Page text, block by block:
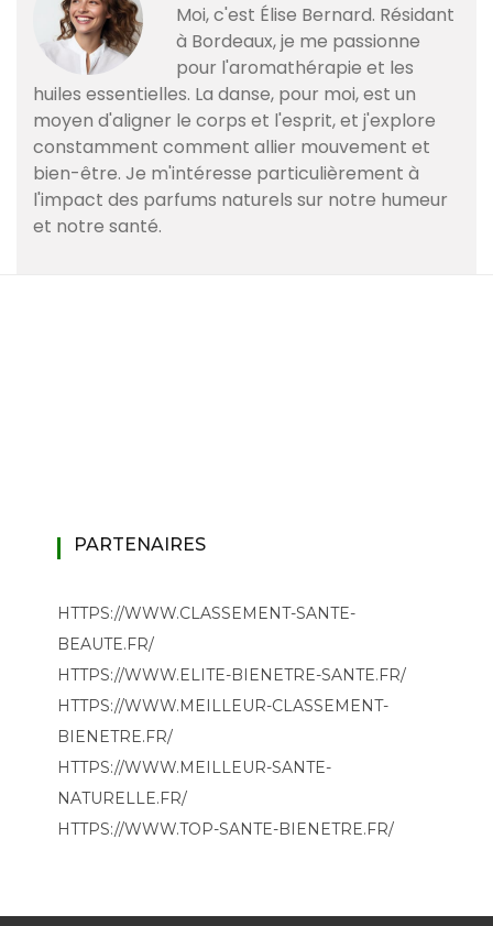
Moi, c'est Élise Bernard. Résidant
à Bordeaux, je me passionne
pour l'aromathérapie et les
huiles essentielles. La danse, pour moi, est un
moyen d'aligner le corps et l'esprit, et j'explore
constamment comment allier mouvement et
bien-être. Je m'intéresse particulièrement à
l'impact des parfums naturels sur notre humeur
et notre santé.
PARTENAIRES
HTTPS://WWW.CLASSEMENT-SANTE-
BEAUTE.FR/
HTTPS://WWW.ELITE-BIENETRE-SANTE.FR/
HTTPS://WWW.MEILLEUR-CLASSEMENT-
BIENETRE.FR/
HTTPS://WWW.MEILLEUR-SANTE-
NATURELLE.FR/
HTTPS://WWW.TOP-SANTE-BIENETRE.FR/